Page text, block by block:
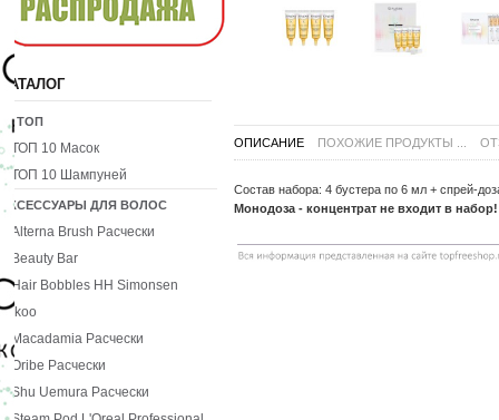
ОПИСАНИЕ ПОХОЖИЕ ПРОДУКТЫ ...
Состав набора: 4 бустера по 6 мл + спрей-
Монодоза - концентрат не входит в набор!
КАТАЛОГ
10 ТОП
ТОП 10 Масок
ТОП 10 Шампуней
АКСЕССУАРЫ ДЛЯ ВОЛОС
Alterna Brush Расчески
Beauty Bar
Hair Bobbles HH Simonsen
Ikoo
Macadamia Расчески
Oribe Расчески
Shu Uemura Расчески